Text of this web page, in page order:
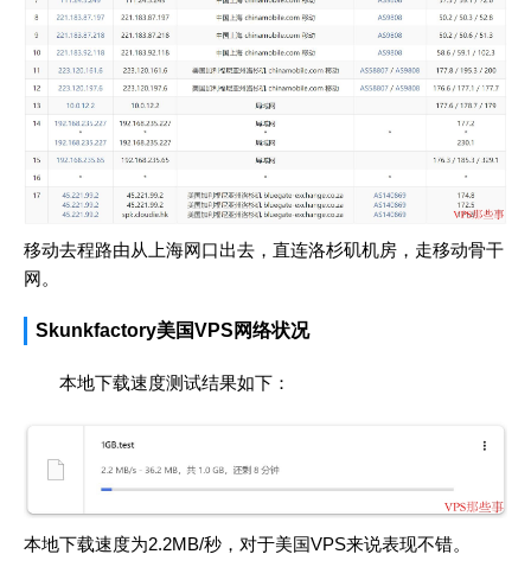
移动去程路由从上海网口出去，直连洛杉矶机房，走移动骨干
网。
Skunkfactory美国VPS网络状况
本地下载速度测试结果如下：
本地下载速度为2.2MB/秒，对于美国VPS来说表现不错。